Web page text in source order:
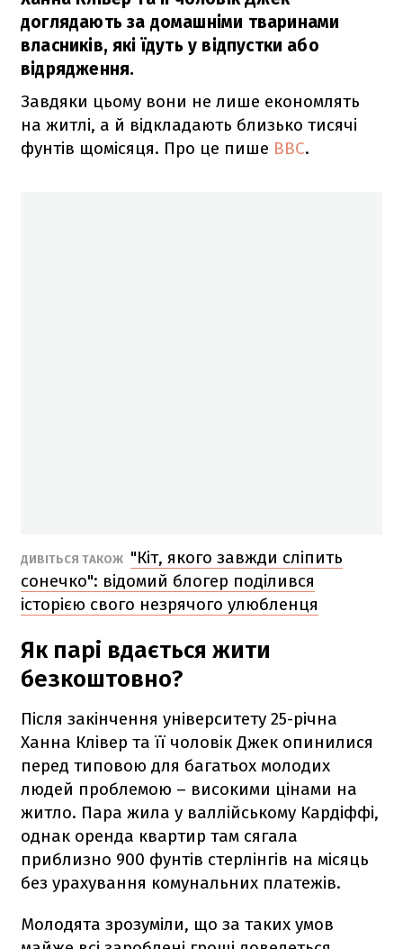
доглядають за домашніми тваринами
власників, які їдуть у відпустки або
відрядження.
Завдяки цьому вони не лише економлять
на житлі, а й відкладають близько тисячі
фунтів щомісяця. Про це пише ВВС.
ДИВІТЬСЯ ТАКОЖ "Кіт, якого завжди сліпить
сонечко": відомий блогер поділився
історією свого незрячого улюбленця
Як парі вдається жити
безкоштовно?
Після закінчення університету 25-річна
Ханна Клівер та її чоловік Джек опинилися
перед типовою для багатьох молодих
людей проблемою – високими цінами на
житло. Пара жила у валлійському Кардіффі,
однак оренда квартир там сягала
приблизно 900 фунтів стерлінгів на місяць
без урахування комунальних платежів.
Молодята зрозуміли, що за таких умов